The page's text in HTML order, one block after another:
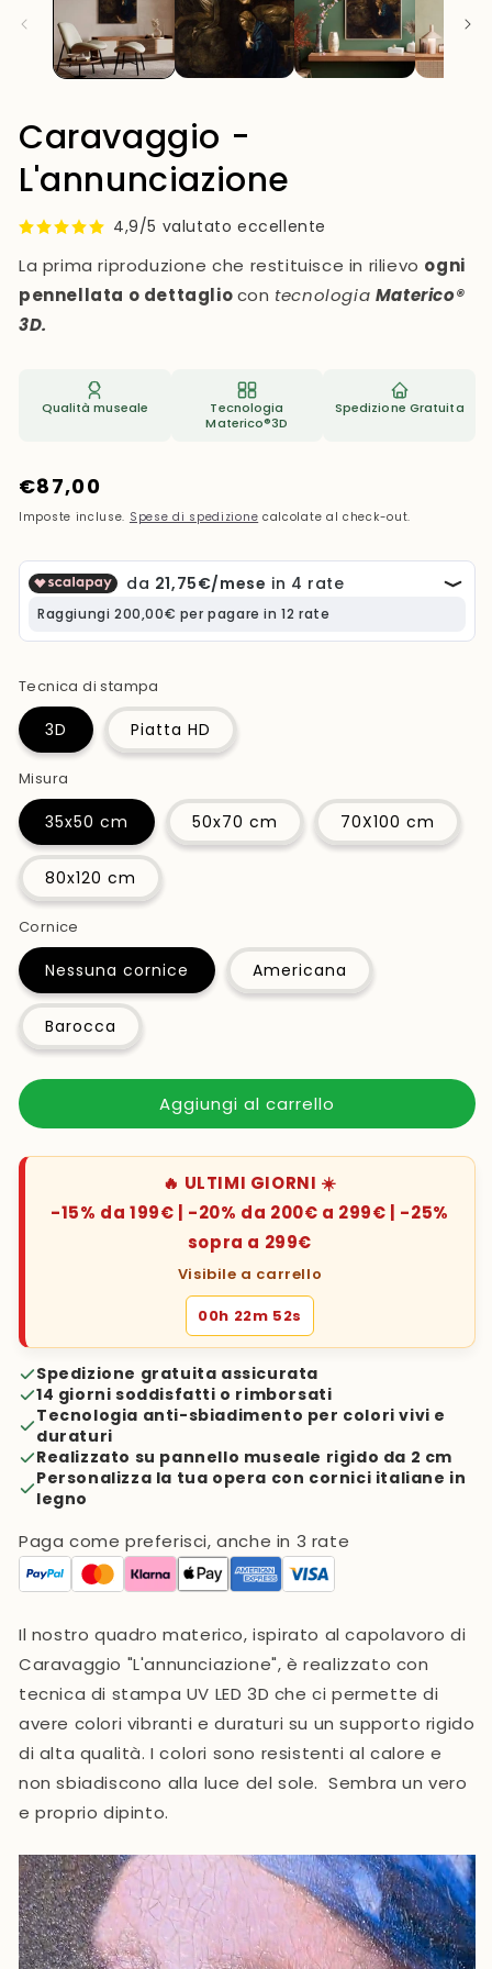
Caravaggio -
L'annunciazione
4,9/5 valutato eccellente
La prima riproduzione che restituisce in rilievo ogni
pennellata o dettagliocon tecnologia Materico®
3D.
Qualità museale
Tecnologia
Materico®3D
Spedizione Gratuita
Prezzo
di
€87,00
Imposte incluse. Spese di spedizione calcolate al check-out.
Tecnica di stampa
3D Piatta HD
Misura
35x50 cm 50x70 cm 70X100 cm
80x120 cm
Cornice
Nessuna cornice Americana
Barocca
Aggiungi al carrello
🔥 ULTIMI GIORNI ☀️
-15% da 199€ | -20% da 200€ a 299€ | -25%
sopra a 299€
Visibile a carrello
00h 22m 51s
Spedizione gratuita assicurata
14 giorni soddisfatti o rimborsati
Tecnologia anti-sbiadimento per colori vivi e
duraturi
Realizzato su pannello museale rigido da 2 cm
Personalizza la tua opera con cornici italiane in
legno
Paga come preferisci, anche in 3 rate
Il nostro quadro materico, ispirato al capolavoro di
Caravaggio "L'annunciazione",è realizzato con
tecnica di stampa UV LED 3D che ci permette di
avere colori vibranti e duraturi su un supporto rigido
di alta qualità. I colori sono resistenti al calore e
non sbiadiscono alla luce del sole. Sembra un vero
e proprio dipinto.